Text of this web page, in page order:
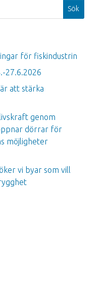
Sök
för fiskindustrin
27.6.2026
att stärka
genom
dörrar för
möjligheter
vi byar som vill